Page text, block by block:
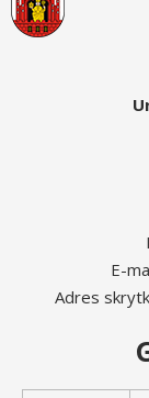
E-
Adres